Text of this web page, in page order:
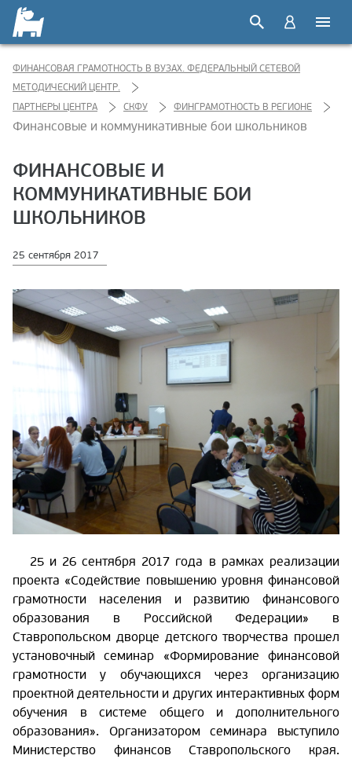
ФИНАНСОВАЯ ГРАМОТНОСТЬ В ВУЗАХ. ФЕДЕРАЛЬНЫЙ СЕТЕВОЙ
МЕТОДИЧЕСКИЙ ЦЕНТР.
ПАРТНЕРЫ ЦЕНТРА
СКФУ ФИНГРАМОТНОСТЬ В РЕГИОНЕ
Финансовые и коммуникативные бои школьников
ФИНАНСОВЫЕ И
КОММУНИКАТИВНЫЕ БОИ
ШКОЛЬНИКОВ
25 сентября 2017
25 и 26 сентября 2017 года в рамках реализации
проекта «Содействие повышению уровня финансовой
грамотности населения и развитию финансового
образования в Российской Федерации» в
Ставропольском дворце детского творчества прошел
установочный семинар «Формирование финансовой
грамотности у обучающихся через организацию
проектной деятельности и других интерактивных форм
обучения в системе общего и дополнительного
образования». Организатором семинара выступило
Министерство финансов Ставропольского края.